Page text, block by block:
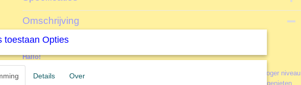
Productcode
EAN code
Productcode leverancier
Formaat gelegde puzzel
Omschrijving
Enjoy - Koala Moeder - 1000 stukjes
Hallo!
Wij zijn ENJOY Puzzle, een team van puzzelliefhebbers die hun passie naar een hoger niveau
hebben getild. Na jarenlang puzzelen ontdekten we precies wat ons het meest laat genieten
toestaan Opties
Details Over